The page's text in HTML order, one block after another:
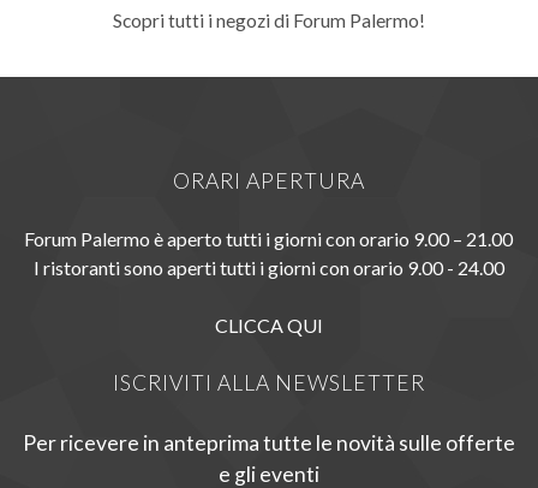
Scopri tutti i negozi di Forum Palermo!
ORARI APERTURA
Forum Palermo è aperto tutti i giorni con orario 9.00 – 21.00
I ristoranti sono aperti tutti i giorni con orario 9.00 - 24.00
CLICCA QUI
ISCRIVITI ALLA NEWSLETTER
Per ricevere in anteprima tutte le novità sulle offerte
e gli eventi